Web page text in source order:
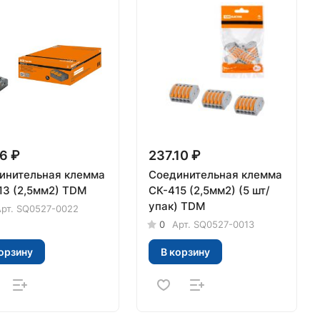
₽
клемма
(2,5мм2) TDM
SQ0527-0022
237.10 ₽
Соединительная клемма
СК-415 (2,5мм2) (5 шт/
упак) TDM
0 Арт. SQ0527-0013
В корзину